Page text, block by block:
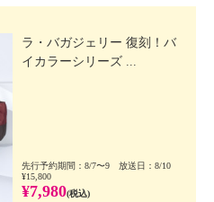
ラ・バガジェリー 復刻！バ
イカラーシリーズ ...
先行予約期間：8/7〜9 放送日：8/10
¥15,800
¥7,980(税込)